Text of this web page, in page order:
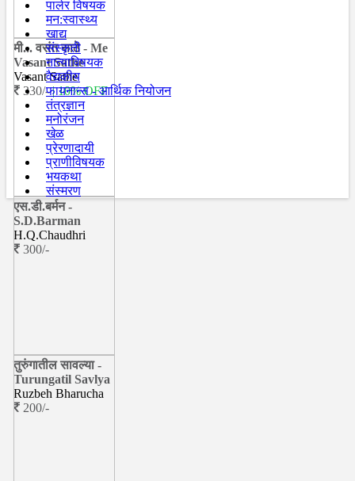
मी... वसंत साठे - Me
Vasant Sathe
Vasant Sathe
330/-| 10% OFF
एस.डी.बर्मन -
S.D.Barman
H.Q.Chaudhri
300/-
तुरुंगातील सावल्या -
Turungatil Savlya
Ruzbeh Bharucha
200/-
पार्लर विषयक
मन:स्वास्थ्य
खाद्य
संस्कृती
नात्याविषयक
वैद्यकीय
फायनान्स - आर्थिक नियोजन
तंत्रज्ञान
मनोरंजन
खेळ
प्रेरणादायी
प्राणीविषयक
भयकथा
संस्मरण